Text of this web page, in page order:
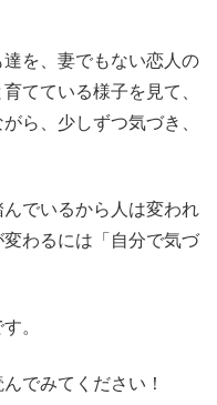
を、妻でもない恋人の
てている様子を見て、
ら、少しずつ気づき、
でいるから人は変われ
わるには「自分で気づ
。
でみてください！